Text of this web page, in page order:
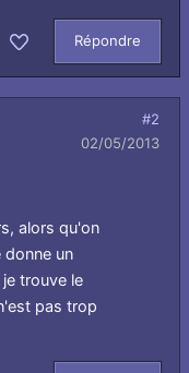
Répondre
#2
02/05/2013
alors qu'on
un
trouve le
pas trop